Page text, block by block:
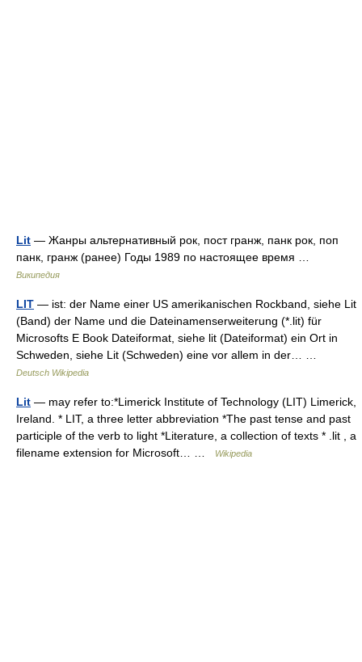
Lit — Жанры альтернативный рок, пост гранж, панк рок, поп
панк, гранж (ранее) Годы 1989 по настоящее время …
Википедия
LIT — ist: der Name einer US amerikanischen Rockband, siehe Lit
(Band) der Name und die Dateinamenserweiterung (*.lit) für
Microsofts E Book Dateiformat, siehe lit (Dateiformat) ein Ort in
Schweden, siehe Lit (Schweden) eine vor allem in der… …
Deutsch Wikipedia
Lit — may refer to:*Limerick Institute of Technology (LIT) Limerick,
Ireland. * LIT, a three letter abbreviation *The past tense and past
participle of the verb to light *Literature, a collection of texts * .lit , a
filename extension for Microsoft… …
Wikipedia